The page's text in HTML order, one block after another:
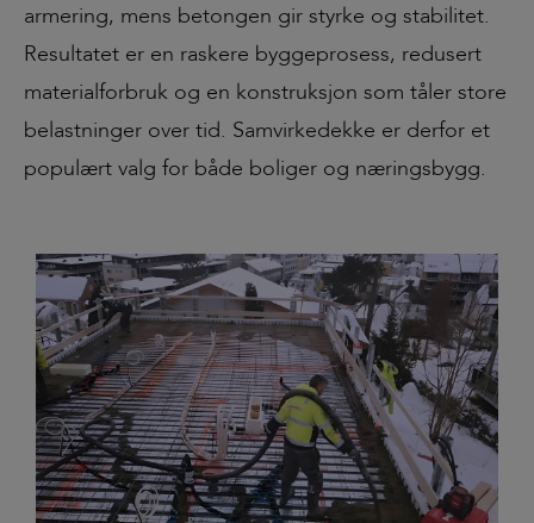
armering, mens betongen gir styrke og stabilitet.
Resultatet er en raskere byggeprosess, redusert
materialforbruk og en konstruksjon som tåler store
belastninger over tid. Samvirkedekke er derfor et
populært valg for både boliger og næringsbygg.